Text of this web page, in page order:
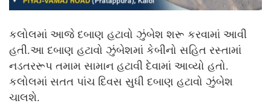
કલોલમાં આજે દબાણ હટાવો ઝુંબેશ શરૂ કરવામાં આવી
હતી.આ દબાણ હટાવો ઝુંબેશમાં કેબીનો સહિત રસ્તામાં
નડતરરૂપ તમામ સામાન હટાવી દેવામાં આવ્યો હતો.
કલોલમાં સતત પાંચ દિવસ સુધી દબાણ હટાવો ઝુંબેશ
ચાલશે.